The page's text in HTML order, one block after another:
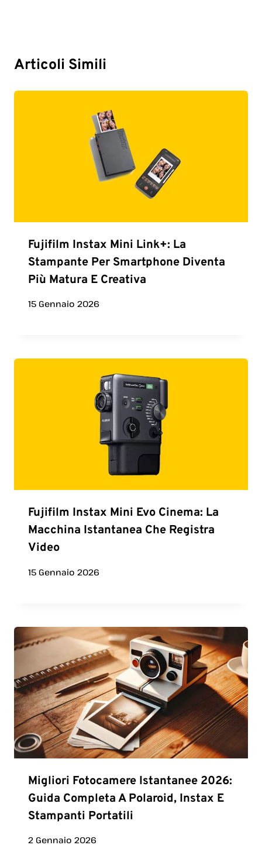
Articoli Simili
Fujifilm Instax Mini Link+: La
Stampante Per Smartphone Diventa
Più Matura E Creativa
15 Gennaio 2026
Fujifilm Instax Mini Evo Cinema: La
Macchina Istantanea Che Registra
Video
15 Gennaio 2026
Migliori Fotocamere Istantanee 2026:
Guida Completa A Polaroid, Instax E
Stampanti Portatili
2 Gennaio 2026